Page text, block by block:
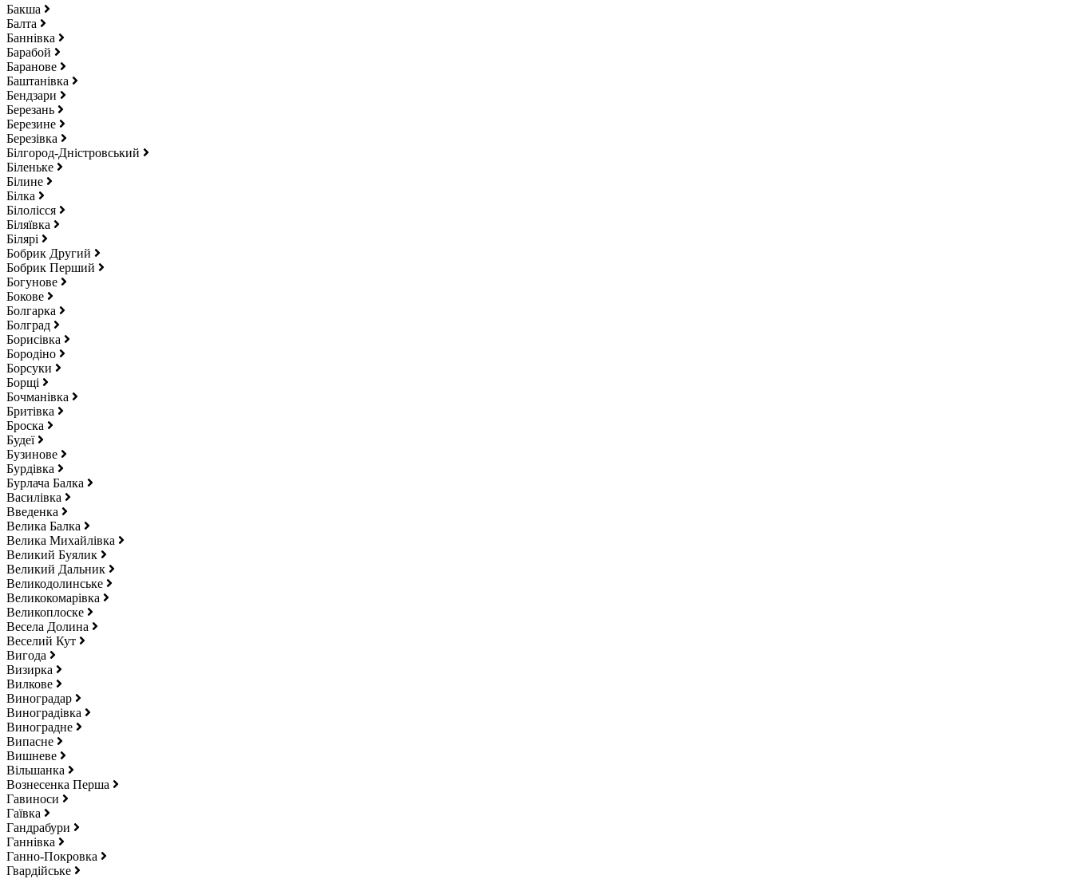
Бакша
Балта
Баннівка
Барабой
Баранове
Баштанівка
Бендзари
Березань
Березине
Березівка
Білгород-Дністровський
Біленьке
Білине
Білка
Білолісся
Біляївка
Білярі
Бобрик Другий
Бобрик Перший
Богунове
Бокове
Болгарка
Болград
Борисівка
Бородіно
Борсуки
Борщі
Бочманівка
Бритівка
Броска
Будеї
Бузинове
Бурдівка
Бурлача Балка
Василівка
Введенка
Велика Балка
Велика Михайлівка
Великий Буялик
Великий Дальник
Великодолинське
Великокомарівка
Великоплоске
Весела Долина
Веселий Кут
Вигода
Визирка
Вилкове
Виноградар
Виноградівка
Виноградне
Випасне
Вишневе
Вільшанка
Вознесенка Перша
Гавиноси
Гаївка
Гандрабури
Ганнівка
Ганно-Покровка
Гвардійське